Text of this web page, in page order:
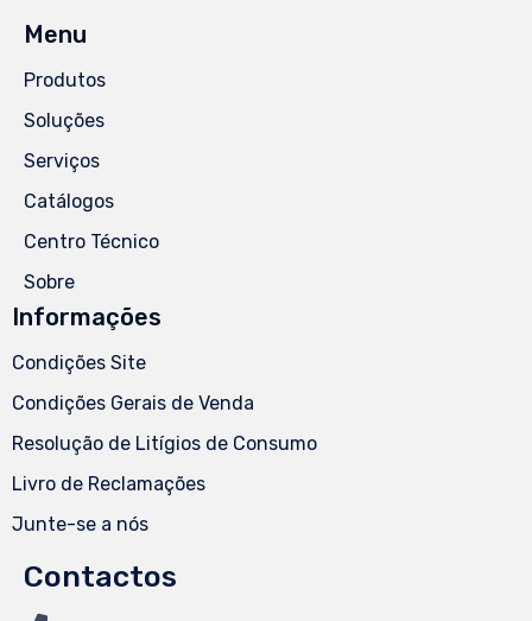
Menu
Produtos
Soluções
Serviços
Catálogos
Centro Técnico
Sobre
Informações
Condições Site
Condições Gerais de Venda
Resolução de Litígios de Consumo
Livro de Reclamações
Junte-se a nós
Contactos